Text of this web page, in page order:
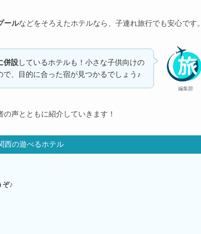
ールなどをそろえたホテルなら、子連れ旅行でも安心です。
編集部
併設しているホテルも！小さな子供向けの
、目的に合った宿が見つかるでしょう♪
声とともに紹介していきます！
西の遊べるホテル
ぞ♪